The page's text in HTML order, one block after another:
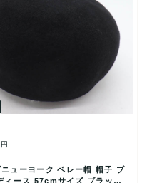
ニューヨーク ベレー帽 帽子 ブ
ィース 57cmサイズ ブラック